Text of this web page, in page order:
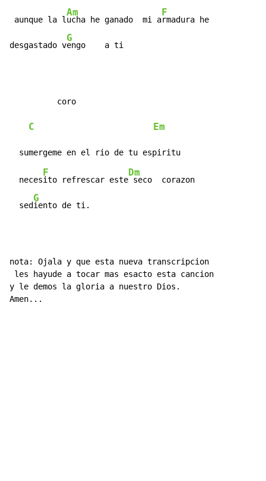
aunque la l
Am
ucha he ganado  mi a
F
rmadura he
desgastado v
G
engo    a ti
          coro
C Em
  neces
F
ito refrescar este
Dm
seco  corazon
  sed
G
iento de ti.
nota: Ojala y que esta nueva transcripcion
les hayude a tocar mas esacto esta cancion
y le demos la gloria a nuestro Dios.
Amen...